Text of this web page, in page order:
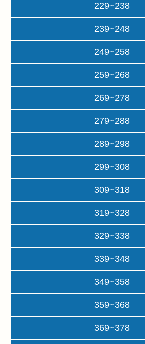
229~238
239~248
249~258
259~268
269~278
279~288
289~298
299~308
309~318
319~328
329~338
339~348
349~358
359~368
369~378